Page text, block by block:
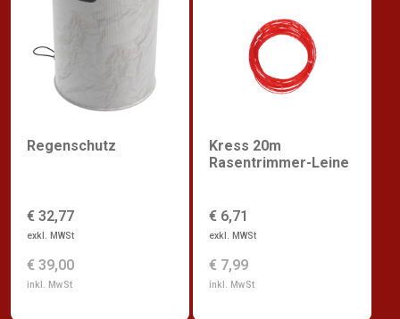
Regenschutz
€ 32,77
exkl. MWSt
€ 39,00
inkl. MwSt
Kress 20m
Rasentrimmer-Leine
€ 6,71
exkl. MWSt
€ 7,99
inkl. MwSt